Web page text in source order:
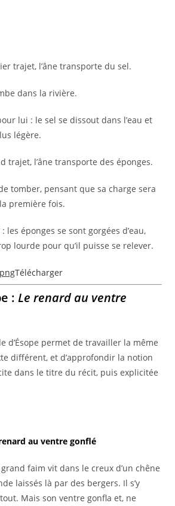
trajet, l’âne transporte du sel.
dans la rivière.
lui : le sel se dissout dans l’eau et
légère.
trajet, l’âne transporte des éponges.
tomber, pensant que sa charge sera
première fois.
les éponges se sont gorgées d’eau,
lourde pour qu’il puisse se relever.
Télécharger
:Le renard au ventre
d’Ésope permet de travailler la même
différent, et d’approfondir la notion
dans le titre du récit, puis explicitée
au ventre gonflé
faim vit dans le creux d’un chêne
laissés là par des bergers. Il s’y
Mais son ventre gonfla et, ne